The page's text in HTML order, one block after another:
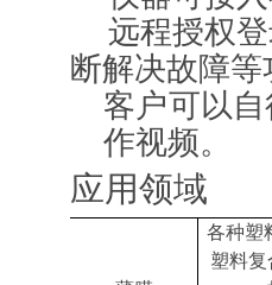
远程授权
断解决故障等
客户可以
作视频。
应用领域
各种塑
塑料